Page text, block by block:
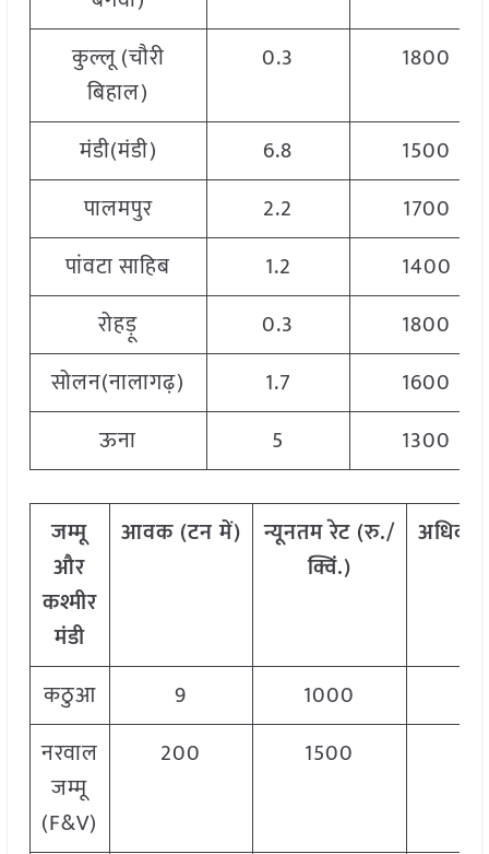
कुल्लू (चौरी
बिहाल)
0.3 1800
मंडी(मंडी) 6.8
1500
पालमपुर
2.2
1700
पांवटा साहिब
1.2
1400
रोहड़ू
0.3
1800
सोलन(नालागढ़)
1.7
1600
ऊना
5 1300
जम्मू
और
कश्मीर
मंडी
आवक(टनमें) न्यूनतमरेट(रु./
क्विं.)
कठुआ 9 1000
नरवाल
जम्मू
(F&V)
200 1500